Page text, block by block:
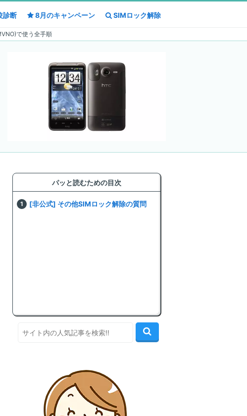
診断 8月のキャンペーン SIMロック解除
で使う全手順
パッと読むための目次
[非公式] その他SIMロック解除の質問
診断 8月のキャンペーン SIMロック解除